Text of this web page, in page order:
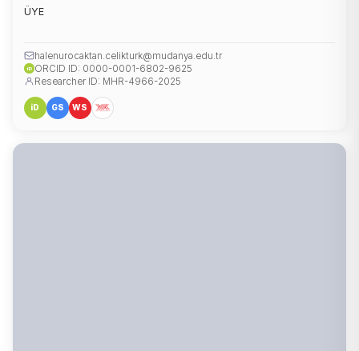
ÜYE
halenurocaktan.celikturk@mudanya.edu.tr
iD ORCID ID: 0000-0001-6802-9625
Researcher ID: MHR-4966-2025
iD GS WS